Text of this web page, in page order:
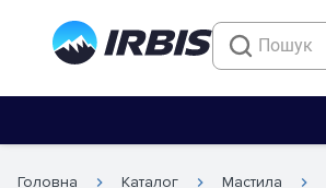
Головна Каталог Мастила